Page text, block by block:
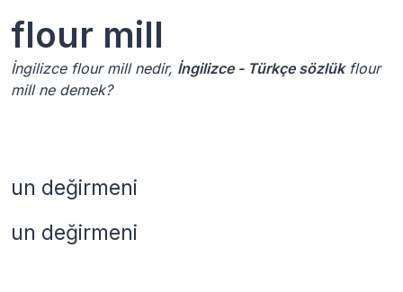
flour mill
İngilizce flour mill nedir, İngilizce - Türkçe sözlükflour
mill ne demek?
un değirmeni
un değirmeni